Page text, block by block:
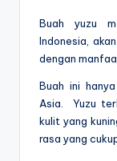
Buah yuzu
Indonesia,
dengan
Buah ini
Asia. Yuzu
kulit yang
rasa yang